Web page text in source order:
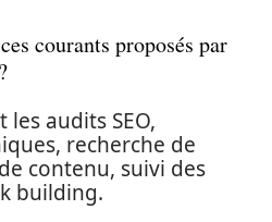
courants proposés par
les audits SEO,
recherche de
contenu, suivi des
building.